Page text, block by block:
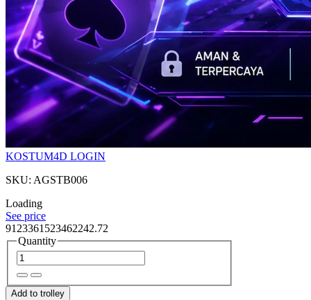
KOSTUM4D LOGIN
SKU: AGSTB006
Loading
See price
9123361523462242.72
Quantity
Add to trolley